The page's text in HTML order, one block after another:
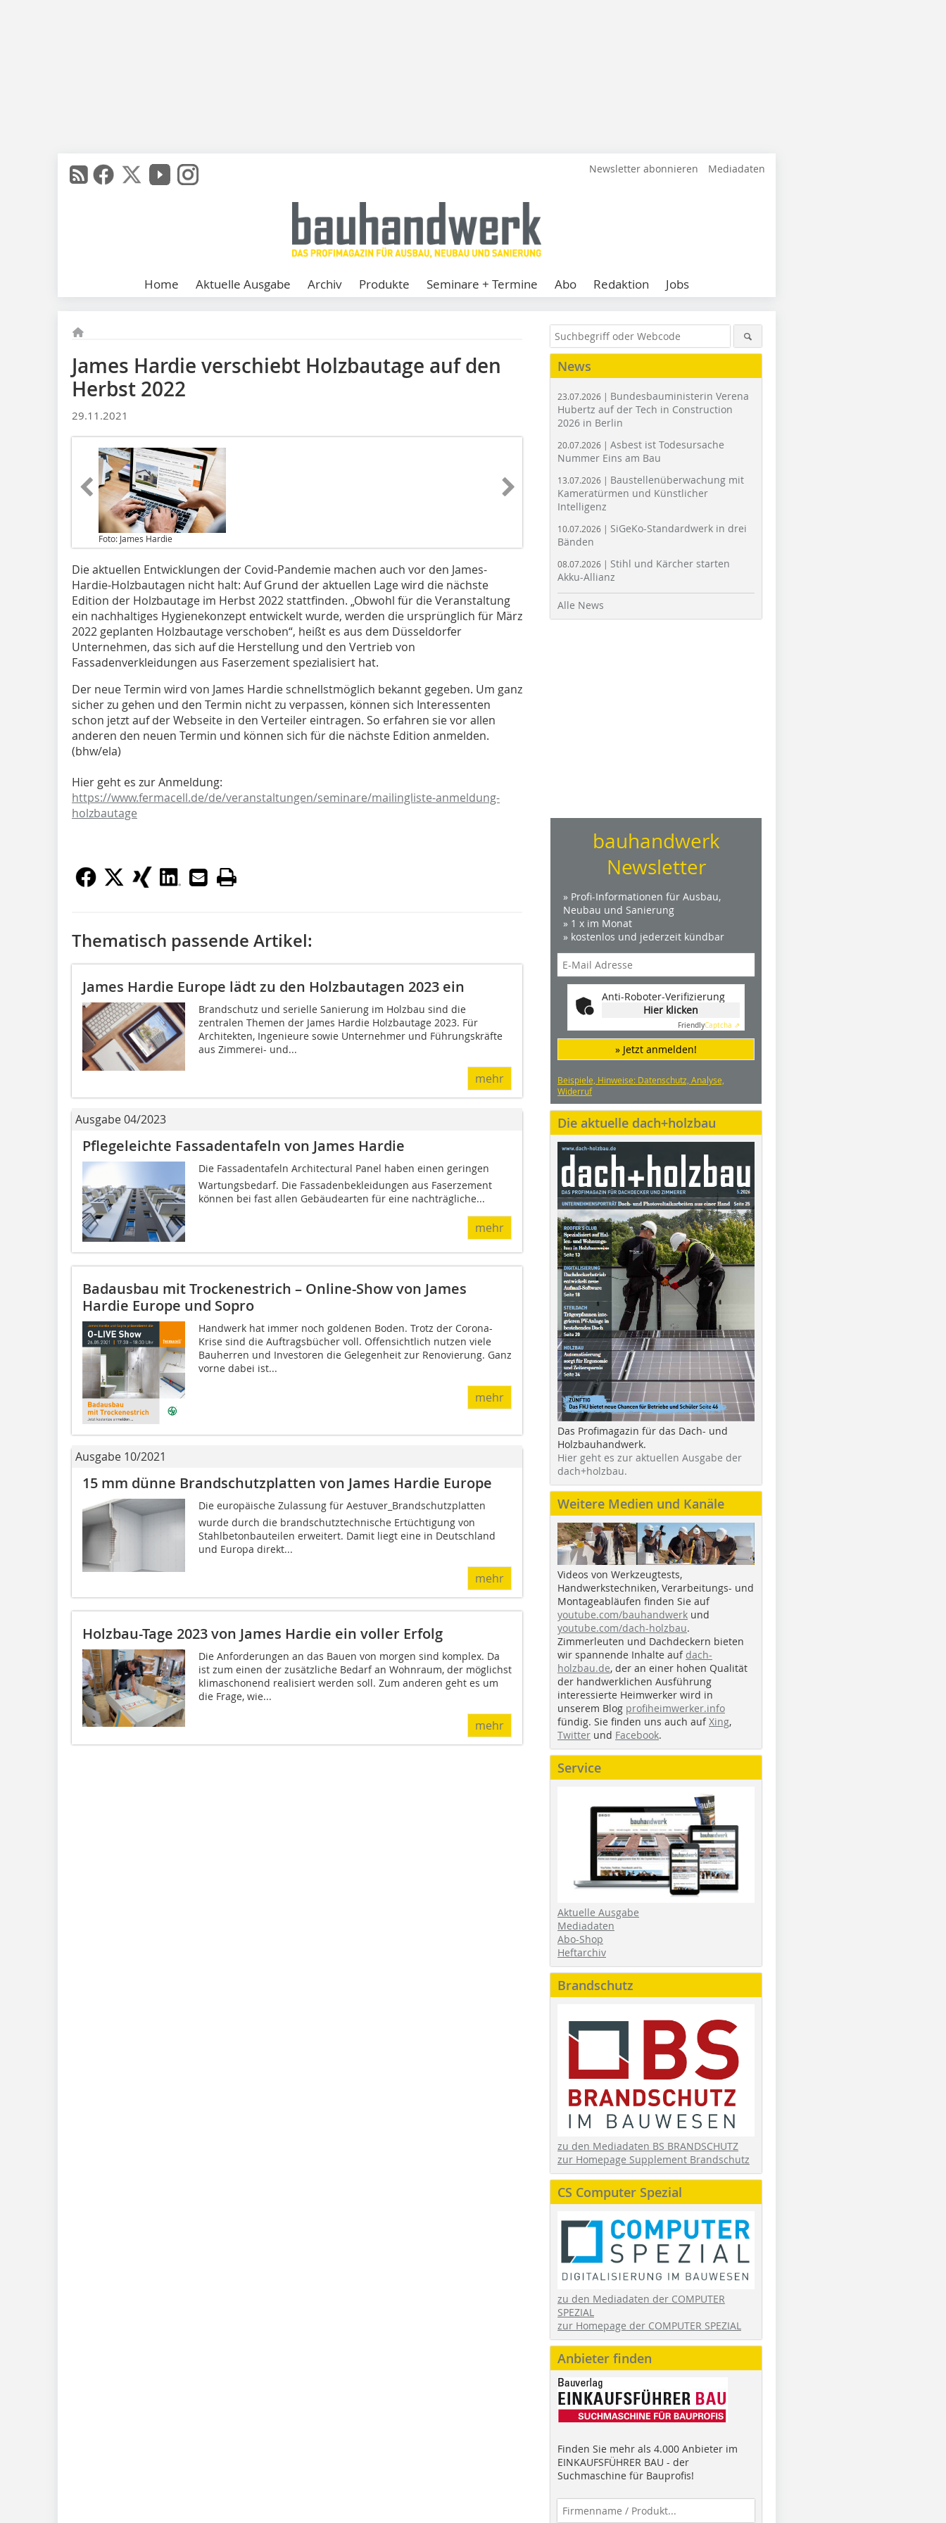
Newsletter abonnieren Mediadaten
Home Aktuelle Ausgabe Archiv Produkte Seminare + Termine Abo Redaktion Jobs
James Hardie verschiebt Holzbautage auf den
Herbst 2022
29.11.2021
Foto: James Hardie
Die aktuellen Entwicklungen der Covid-Pandemie machen auch vor den James-
Hardie-Holzbautagen nicht halt: Auf Grund der aktuellen Lage wird die nächste
Edition der Holzbautage im Herbst 2022 stattfinden. „Obwohl für die Veranstaltung
ein nachhaltiges Hygienekonzept entwickelt wurde, werden die ursprünglich für März
2022 geplanten Holzbautage verschoben“, heißt es aus dem Düsseldorfer
Unternehmen, das sich auf die Herstellung und den Vertrieb von
Fassadenverkleidungen aus Faserzement spezialisiert hat.
Der neue Termin wird von James Hardie schnellstmöglich bekannt gegeben. Um ganz
sicher zu gehen und den Termin nicht zu verpassen, können sich Interessenten
schon jetzt auf der Webseite in den Verteiler eintragen. So erfahren sie vor allen
anderen den neuen Termin und können sich für die nächste Edition anmelden.
(bhw/ela)
Hier geht es zur Anmeldung:
https://www.fermacell.de/de/veranstaltungen/seminare/mailingliste-anmeldung-
holzbautage
Thematisch passende Artikel:
James Hardie Europe lädt zu den Holzbautagen 2023 ein
Brandschutz und serielle Sanierung im Holzbau sind die
zentralen Themen der James Hardie Holzbautage 2023. Für
Architekten, Ingenieure sowie Unternehmer und Führungskräfte
aus Zimmerei- und...
mehr
Ausgabe 04/2023
Pflegeleichte Fassadentafeln von James Hardie
Die Fassadentafeln Architectural Panel haben einen geringen
Wartungsbedarf. Die Fassadenbekleidungen aus Faserzement
können bei fast allen Gebäudearten für eine nachträgliche...
mehr
Badausbau mit Trockenestrich – Online-Show von James
Hardie Europe und Sopro
Handwerk hat immer noch goldenen Boden. Trotz der Corona-
Krise sind die Auftragsbücher voll. Offensichtlich nutzen viele
Bauherren und Investoren die Gelegenheit zur Renovierung. Ganz
vorne dabei ist...
mehr
Ausgabe 10/2021
15 mm dünne Brandschutzplatten von James Hardie Europe
Die europäische Zulassung für Aestuver_Brandschutzplatten
wurde durch die brandschutztechnische Ertüchtigung von
Stahlbetonbauteilen erweitert. Damit liegt eine in Deutschland
und Europa direkt...
mehr
Holzbau-Tage 2023 von James Hardie ein voller Erfolg
Die Anforderungen an das Bauen von morgen sind komplex. Da
ist zum einen der zusätzliche Bedarf an Wohnraum, der möglichst
klimaschonend realisiert werden soll. Zum anderen geht es um
die Frage, wie...
mehr
News
23.07.2026 | Bundesbauministerin Verena
Hubertz auf der Tech in Construction
2026 in Berlin
20.07.2026 | Asbest ist Todesursache
Nummer Eins am Bau
13.07.2026 | Baustellenüberwachung mit
Kameratürmen und Künstlicher
Intelligenz
10.07.2026 | SiGeKo-Standardwerk in drei
Bänden
08.07.2026 | Stihl und Kärcher starten
Akku-Allianz
Alle News
bauhandwerk
Newsletter
» Profi-Informationen für Ausbau,
Neubau und Sanierung
» 1 x im Monat
» kostenlos und jederzeit kündbar
Anti-Roboter-Verifizierung
Hier klicken
FriendlyCaptcha ⇗
» Jetzt anmelden!
Beispiele, Hinweise: Datenschutz, Analyse,
Widerruf
Die aktuelle dach+holzbau
Das Profimagazin für das Dach- und
Holzbauhandwerk.
Hier geht es zur aktuellen Ausgabe der
dach+holzbau.
Weitere Medien und Kanäle
Videos von Werkzeugtests,
Handwerkstechniken, Verarbeitungs- und
Montageabläufen finden Sie auf
youtube.com/bauhandwerk und
youtube.com/dach-holzbau.
Zimmerleuten und Dachdeckern bieten
wir spannende Inhalte auf dach-
holzbau.de, der an einer hohen Qualität
der handwerklichen Ausführung
interessierte Heimwerker wird in
unserem Blog profiheimwerker.info
fündig. Sie finden uns auch aufXing,
Twitter und Facebook.
Service
Aktuelle Ausgabe
Mediadaten
Abo-Shop
Heftarchiv
Brandschutz
zu den Mediadaten BS BRANDSCHUTZ
zur Homepage Supplement Brandschutz
CS Computer Spezial
zu den Mediadaten der COMPUTER
SPEZIAL
zur Homepage der COMPUTER SPEZIAL
Anbieter finden
Finden Sie mehr als 4.000 Anbieter im
EINKAUFSFÜHRER BAU - der
Suchmaschine für Bauprofis!